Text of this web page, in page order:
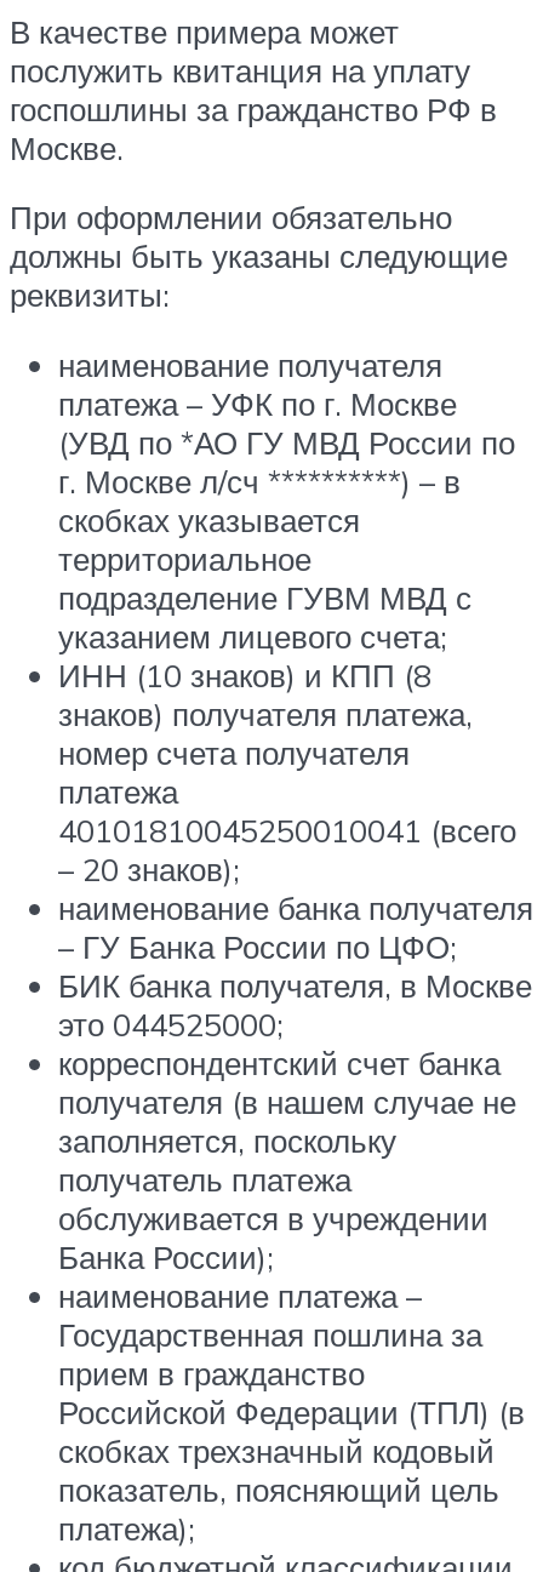
В качестве примера может
послужить квитанция на уплату
госпошлины за гражданство РФ в
Москве.
При оформлении обязательно
должны быть указаны следующие
реквизиты:
наименование получателя
платежа – УФК по г. Москве
(УВД по *АО ГУ МВД России по
г. Москве л/сч **********) – в
скобках указывается
территориальное
подразделение ГУВМ МВД с
указанием лицевого счета;
ИНН (10 знаков) и КПП (8
знаков) получателя платежа,
номер счета получателя
платежа
40101810045250010041 (всего
– 20 знаков);
наименование банка получателя
– ГУ Банка России по ЦФО;
БИК банка получателя, в Москве
это 044525000;
корреспондентский счет банка
получателя (в нашем случае не
заполняется, поскольку
получатель платежа
обслуживается в учреждении
Банка России);
наименование платежа –
Государственная пошлина за
прием в гражданство
Российской Федерации (ТПЛ) (в
скобках трехзначный кодовый
показатель, поясняющий цель
платежа);